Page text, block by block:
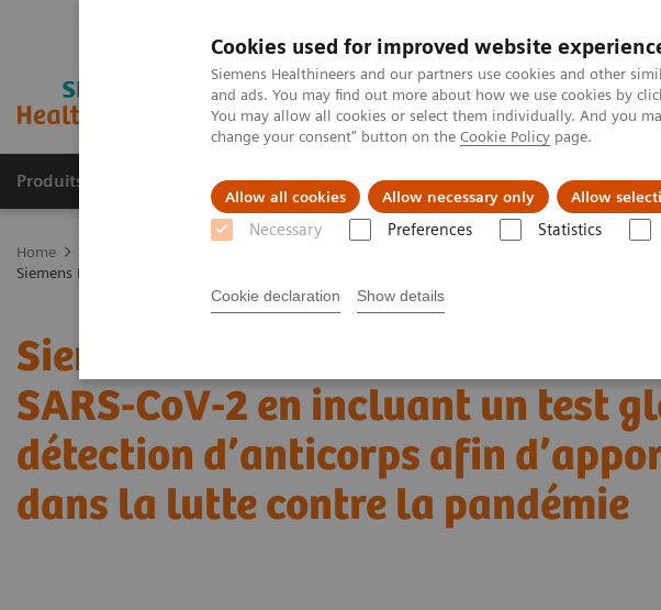
Cookies used for improved website
Siemens Healthineers and our partners use cookies and other
and ads. You may find out more about how we use cookies by
You may allow all cookies or select them individually. And you
change your consent" button on the Cookie Policy page.
Allow all cookies Allow necessary only Allow
Necessary Preferences Statistics
Cookie declaration Show details
Produits & Services À propos de Clinical Fields
Home
Siemens Healthineers vise à étendre les tests du SARS-CoV-2 en incluant un test global de
Siemens Healthineers vise à
SARS-CoV-2 en incluant un test
détection d’anticorps afin
dans la lutte contre la pandémie